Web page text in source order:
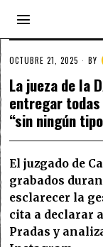
OCTUBRE 21, 2025 BY
La jueza de la
entregar todas
“sin ningún
El juzgado de
grabados
esclarecer la
cita a declarar
Pradas y